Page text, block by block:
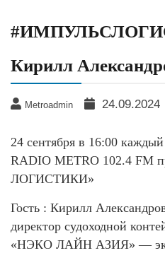
Кирилл
Metroadmin 24.09.2024
24 сентября в 16:00
RADIO METRO 102.4 FM
ЛОГИСТИКИ»
Гость : Кирилл
директор судоходной
«НЭКО ЛАЙН АЗИЯ» —